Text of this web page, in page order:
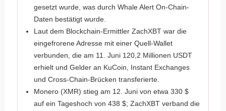
gesetzt wurde, was durch Whale Alert On-Chain-
Daten bestätigt wurde.
Laut dem Blockchain-Ermittler ZachXBT war die
eingefrorene Adresse mit einer Quell-Wallet
verbunden, die am 11. Juni 120,2 Millionen USDT
erhielt und Gelder an KuCoin, Instant Exchanges
und Cross-Chain-Brücken transferierte.
Monero (XMR) stieg am 12. Juni von etwa 330 $
auf ein Tageshoch von 438 $; ZachXBT verband die